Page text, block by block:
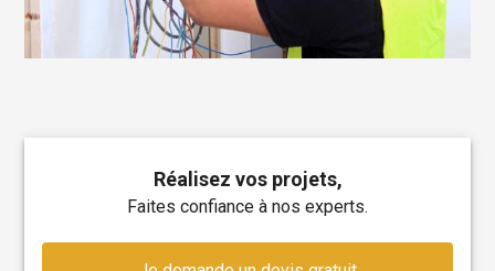
Réalisez vos projets,
faites confiance à nos experts.